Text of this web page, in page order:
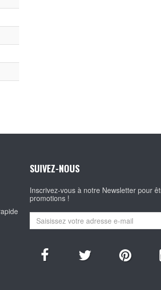
SUIVEZ-NOUS
Inscrivez-vous à notre Newsletter pour
promotions !